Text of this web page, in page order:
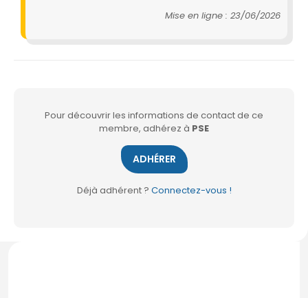
Mise en ligne : 23/06/2026
Pour découvrir les informations de contact de ce
membre, adhérez à PSE
ADHÉRER
Déjà adhérent ? Connectez-vous !